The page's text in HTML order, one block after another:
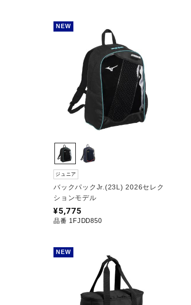
NEW
ジュニア
バックパックJr.(23L) 2026セレク
ションモデル
¥5,775
品番 1FJDD850
NEW